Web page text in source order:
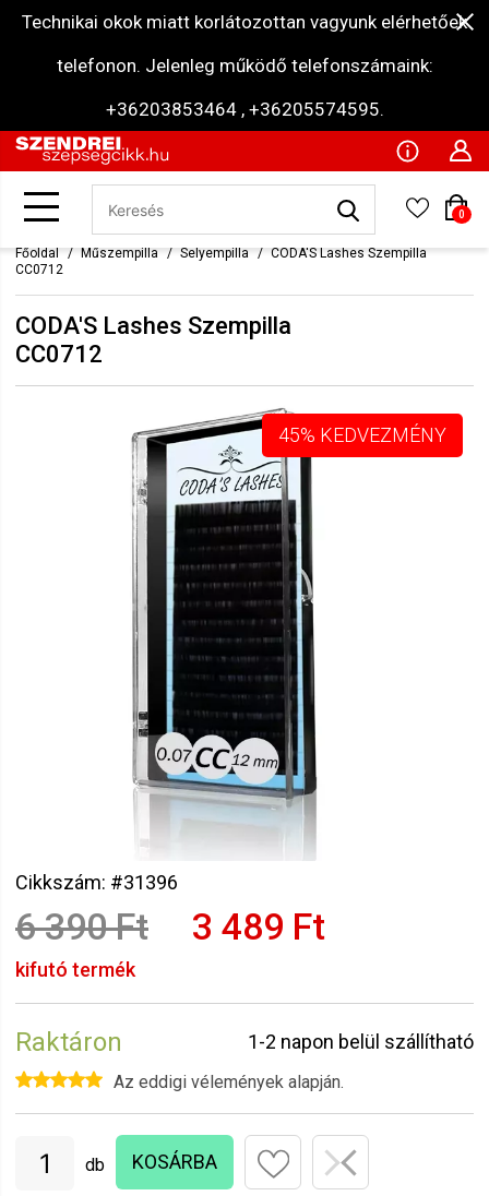
Technikai okok miatt korlátozottan vagyunk elérhetőek
telefonon. Jelenleg működő telefonszámaink:
+36203853464 , +36205574595.
0
Főoldal Műszempilla Selyempilla
CODA'S Lashes Szempilla
CC0712
CODA'S Lashes Szempilla
CC0712
45% KEDVEZMÉNY
Cikkszám: #31396
6 390 Ft 3 489 Ft
kifutó termék
Raktáron 1-2 napon belül szállítható
Az eddigi vélemények alapján.
db KOSÁRBA